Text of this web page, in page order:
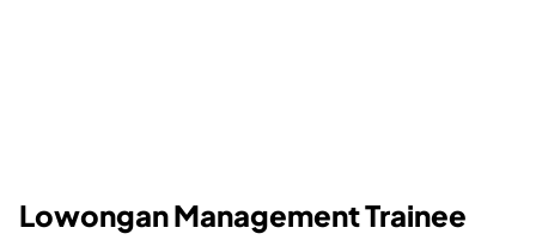
Lowongan Management Trainee